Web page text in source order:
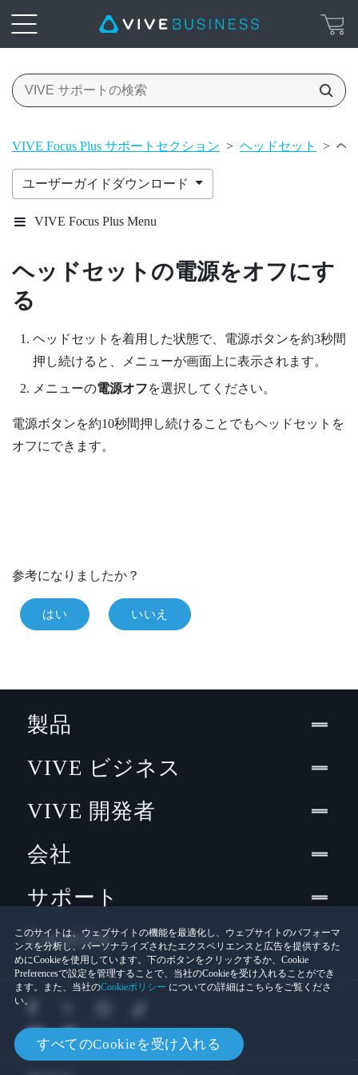
VIVE Focus Plus サポートセクション > ヘッドセット > ヘ
ユーザーガイドダウンロード
VIVE Focus Plus Menu
ヘッドセットの電源をオフにす
る
ヘッドセットを着用した状態で、 電源ボタンを約3秒間
押し続けると、メニューが画面上に表示されます。
メニューの電源オフを選択してください。
電源ボタンを約10秒間押し続けることでもヘッドセットを
オフにできます。
参考になりましたか？
はい いいえ
このサイトは、ウェブサイトの機能を最適化し、ウェブサイトのパフォーマ
ンスを分析し、パーソナライズされたエクスペリエンスと広告を提供するた
めにCookieを使用しています。下のボタンをクリックするか、Cookie
Preferencesで設定を管理することで、当社のCookieを受け入れることができ
ます。また、当社のCookieポリシー についての詳細はこちらをご覧くださ
い。
すべてのCookieを受け入れる
製品
VIVE ビジネス
VIVE 開発者
会社
サポート
Location